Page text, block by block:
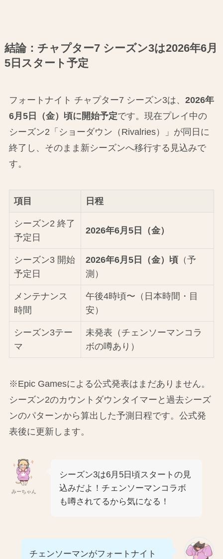
結論：チャプター7 シーズン3は2026年6月
5日スタート予定
フォートナイト チャプター7 シーズン3は、 2026年
6月5日（金）頃に開始予定です。現在プレイ中の
シーズン2「ショーダウン（Rivalries）」が同日に
終了し、そのまま新シーズンへ移行する見込みで
す。
項目 日程
シーズン2 終了
予定日
2026年6月5日（金）
シーズン3 開始
予定日
2026年6月5日（金）頃（予
測）
メンテナンス
時間
午後4時頃〜（日本時間・目
安）
シーズン3テー
マ
未発表（チェンソーマンコラ
ボの噂あり）
※Epic Gamesによる公式発表はまだありません。
シーズン2のカウントダウンタイマーと過去シーズ
ンのパターンから算出した予測日程です。公式発
表後に更新します。
みーちゃん
シーズン3は6月5日頃スタートの見
込みだよ！チェンソーマンコラボ
も噂されてるから気になる！
チェンソーマンがフォートナイト